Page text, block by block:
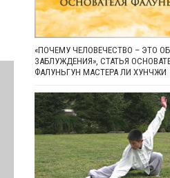
«ПОЧЕМУ ЧЕЛОВЕЧЕСТВО – ЭТО
ЗАБЛУЖДЕНИЯ», СТАТЬЯ
ФАЛУНЬГУН МАСТЕРА ЛИ ХУНЧЖИ